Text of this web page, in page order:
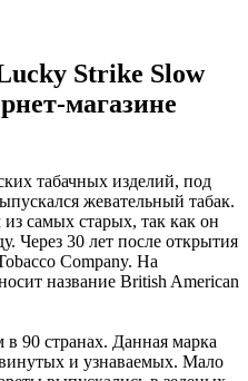
Strike Slow
магазине
табачных изделий, под
жевательный табак.
самых старых, так как он
Через 30 лет после открытия
Company. На
название British American
90 странах. Данная марка
и узнаваемых. Мало